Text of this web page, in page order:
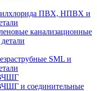
ПВХ, НПВХ и
канализационные
SML и
и соединительные